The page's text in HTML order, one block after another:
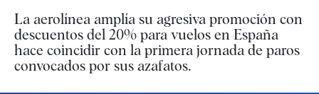
La aerolínea amplía su agresiva promoción con
descuentos del 20% para vuelos en España
hace coincidir con la primera jornada de paros
convocados por sus azafatos.